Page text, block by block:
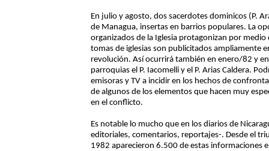
En julio y agosto, dos sacerdotes dominicos (P.
de Managua, insertas en barrios populares. La
organizados de la Iglesia protagonizan por
tomas de iglesias son publicitados ampliamente
revolución. Así ocurrirá también en enero/82 y
parroquias el P. Iacomelli y el P. Arias Caldera.
emisoras y TV a incidir en los hechos de
de algunos de los elementos que hacen muy
en el conflicto.
Es notable lo mucho que en los diarios de
editoriales, comentarios, reportajes-. Desde el
1982 aparecieron 6.500 de estas informaciones